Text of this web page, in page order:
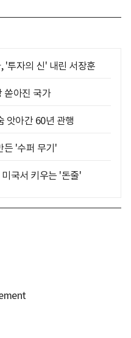
'투자의 신' 내린 서장훈
아진 국가
앗아간 60년 관행
든 '수퍼 무기'
국서 키우는 '돈줄'